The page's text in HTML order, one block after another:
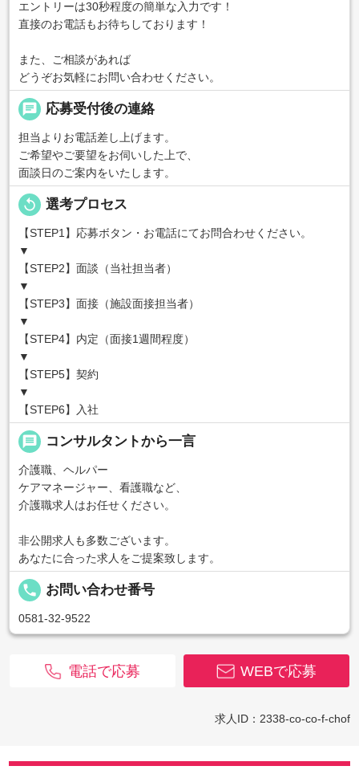
エントリーは30秒程度の簡単な入力です！
直接のお電話もお待ちしております！
また、ご相談があれば
どうぞお気軽にお問い合わせください。
chat 応募受付後の連絡
担当よりお電話差し上げます。
ご希望やご要望をお伺いした上で、
面談日のご案内をいたします。
replay 選考プロセス
【STEP1】応募ボタン・お電話にてお問合わせください。
▼
【STEP2】面談（当社担当者）
▼
【STEP3】面接（施設面接担当者）
▼
【STEP4】内定（面接1週間程度）
▼
【STEP5】契約
▼
【STEP6】入社
message コンサルタントから一言
介護職、ヘルパー
ケアマネージャー、看護職など、
介護職求人はお任せください。
非公開求人も多数ございます。
あなたに合った求人をご提案致します。
local_phone お問い合わせ番号
0581-32-9522
WEBで応募
電話で応募
求人ID：2338-co-co-f-chof